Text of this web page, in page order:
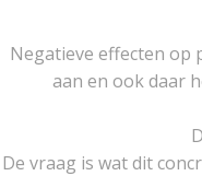
Negatieve effecten op
aan en ook daar
De vraag is wat dit